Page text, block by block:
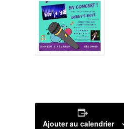
Ajouter au calendrier